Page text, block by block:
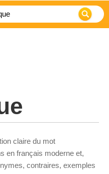
claire du mot
en français moderne et,
contraires, exemples